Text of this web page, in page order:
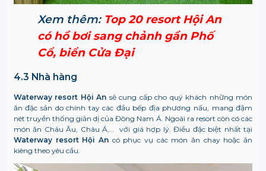
Xem thêm: Top 20 resort Hội An
có hồ bơi sang chảnh gần Phố
Cổ, biển Cửa Đại
4.3 Nhà hàng
Waterway resort Hội An sẽ cung cấp cho quý khách những món
ăn đặc sản do chính tay các đầu bếp địa phương nấu, mang đậm
nét truyền thống giản dị của Đông Nam Á. Ngoài ra resort còn có các
món ăn Châu Âu, Châu Á,… với giá hợp lý. Điều đặc biệt nhất tại
Waterway resort Hội Ancó phục vụ các món ăn chay hoặc ăn
kiêng theo yêu cầu.